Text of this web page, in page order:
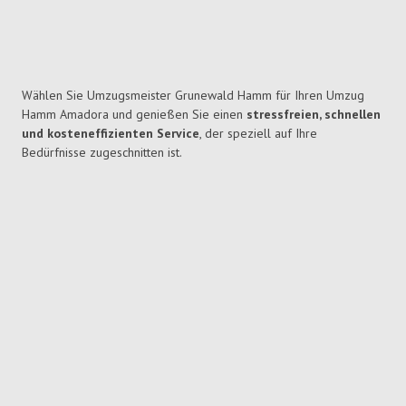
Wählen Sie Umzugsmeister Grunewald Hamm für Ihren Umzug
Hamm Amadora und genießen Sie einen stressfreien, schnellen
und kosteneffizienten Service, der speziell auf Ihre
Bedürfnisse zugeschnitten ist.